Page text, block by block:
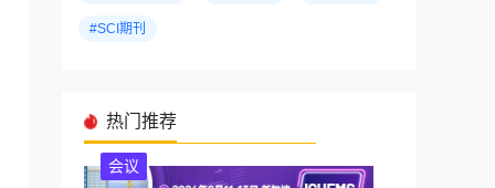
#SCI期刊
热门推荐
会议